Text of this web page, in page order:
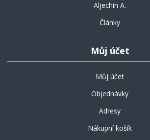
Aljechin A.
Články
Můj účet
Můj účet
Objednávky
Adresy
Nákupní košík